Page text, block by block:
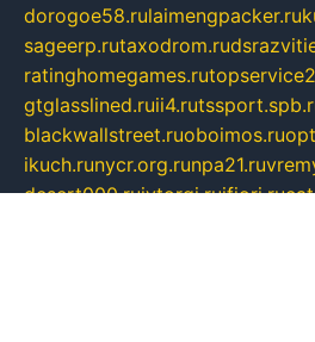
dorogoe58.rulaimengpacker.ru
sageerp.rutaxodrom.ru
ratinghomegames.ru
gtglasslined.ruii4.ru
blackwallstreet.ruoboimos.ru
ikuch.runycr.org.runpa21.ru
desert000.ruivtorgi.ruifiori.ru